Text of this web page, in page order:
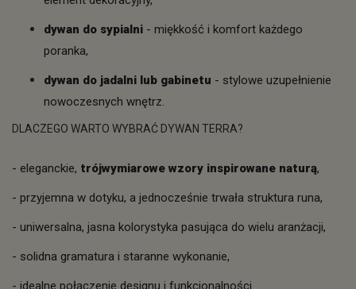
dywan do sypialni - miękkość i komfort każdego
poranka,
dywan do jadalni lub gabinetu - stylowe uzupełnienie
nowoczesnych wnętrz.
DLACZEGO WARTO WYBRAĆ DYWAN TERRA?
- eleganckie, trójwymiarowe wzory inspirowane naturą,
- przyjemna w dotyku, a jednocześnie trwała struktura runa,
- uniwersalna, jasna kolorystyka pasująca do wielu aranżacji,
- solidna gramatura i staranne wykonanie,
- idealne połączenie designu i funkcjonalności.